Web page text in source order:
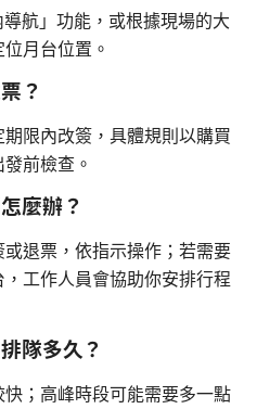
航」功能，或根據現場的大
月台位置。
？
限內改簽，具體規則以購買
前檢查。
麼辦？
退票，依指示操作；若需要
工作人員會協助你安排行程
隊多久？
；高峰時段可能需要多一點